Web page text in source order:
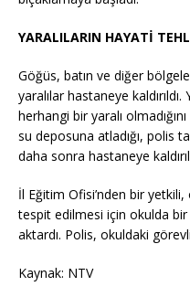
YARALILARIN HAYATİ
Göğüs, batın ve diğer
yaralılar hastaneye
herhangi bir yaralı
su deposuna atladığı, polis
daha sonra hastaneye
İl Eğitim Ofisi’nden bir yetkili,
tespit edilmesi için okulda bir
aktardı. Polis, okuldaki
Kaynak: NTV